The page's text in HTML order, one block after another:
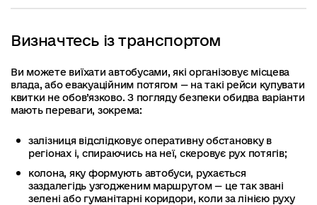
Визначтесь із транспортом
Ви можете виїхати автобусами, які організовує місцева
влада, або евакуаційним потягом — на такі рейси купувати
квитки не обов’язково. З погляду безпеки обидва варіанти
мають переваги, зокрема:
залізниця відслідковує оперативну обстановку в
регіонах і, спираючись на неї, скеровує рух потягів;
колона, яку формують автобуси, рухається
заздалегідь узгодженим маршрутом — це так звані
зелені або гуманітарні коридори, коли за лінією руху